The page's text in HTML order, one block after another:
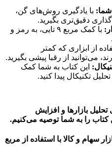
با یادگیری روش‌های گن،
دقیق‌تری بگیرید.
با کمک مربع ۹ تایی، به رمز و
از ابزاری که کمتر
می‌توانید از رقبا پیشی بگیرید.
این کتاب به شما کمک
تکنیکال پیدا کنید.
تحلیل بازارها و افزایش
را به شما توصیه می‌کنیم.
و کالا با استفاده از مربع